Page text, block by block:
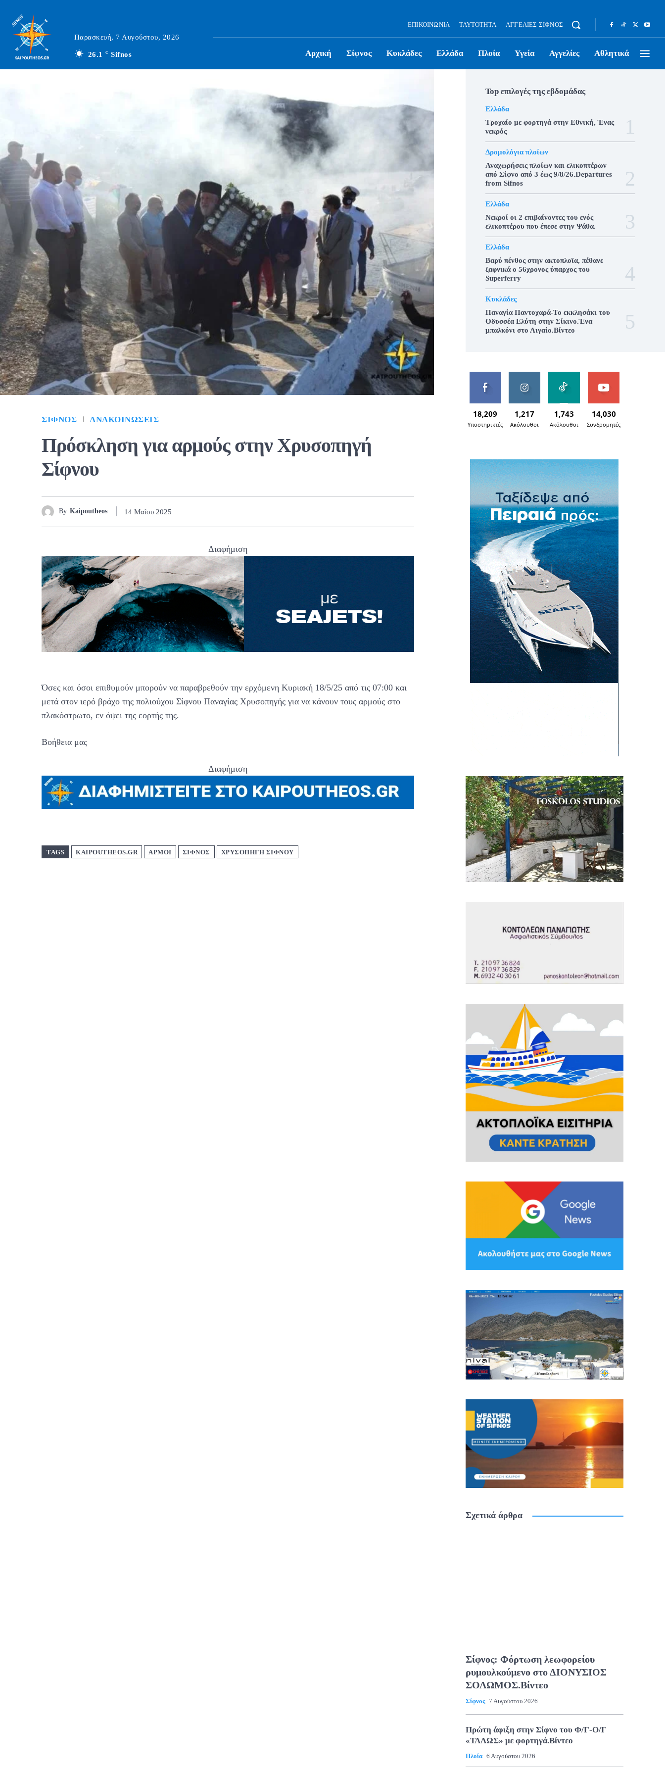
Παρασκευή, 7 Αυγούστου, 2026
26.1 C Sifnos
ΕΠΙΚΟΙΝΩΝΊΑ ΤΑΥΤΌΤΗΤΑ ΑΓΓΕΛΊΕΣ ΣΊΦΝΟΣ
Αρχική Σίφνος Κυκλάδες Ελλάδα Πλοία Υγεία Αγγελίες Αθλητικά
ΣΊΦΝΟΣ ΑΝΑΚΟΙΝΏΣΕΙΣ
Πρόσκληση για αρμούς στην Χρυσοπηγή
Σίφνου
By Kaipoutheos 14 Μαΐου 2025
Διαφήμιση
Όσες και όσοι επιθυμούν μπορούν να παραβρεθούν την ερχόμενη Κυριακή 18/5/25 από τις 07:00 και
μετά στον ιερό βράχο της πολιούχου Σίφνου Παναγίας Χρυσοπηγής για να κάνουν τους αρμούς στο
πλακόστρωτο, εν όψει της εορτής της.
Βοήθεια μας
Διαφήμιση
TAGS KAIPOUTHEOS.GR ΑΡΜΟΙ ΣΙΦΝΟΣ ΧΡΥΣΟΠΗΓΗ ΣΙΦΝΟΥ
Top επιλογές της εβδομάδας
Ελλάδα
Τροχαίο με φορτηγά στην Εθνική, Ένας
νεκρός
Δρομολόγια πλοίων
Αναχωρήσεις πλοίων και ελικοπτέρων
από Σίφνο από 3 έως 9/8/26.Departures
from Sifnos
Ελλάδα
Νεκροί οι 2 επιβαίνοντες του ενός
ελικοπτέρου που έπεσε στην Ψάθα.
Ελλάδα
Βαρύ πένθος στην ακτοπλοϊα, πέθανε
ξαφνικά ο 56χρονος ύπαρχος του
Superferry
Κυκλάδες
Παναγία Παντοχαρά-Το εκκλησάκι του
Οδυσσέα Ελύτη στην Σίκινο.Ένα
μπαλκόνι στο Αιγαίο.Βίντεο
18,209
Υποστηρικτές
1,217
Ακόλουθοι
1,743
Ακόλουθοι
14,030
Συνδρομητές
Σχετικά άρθρα
Σίφνος: Φόρτωση λεωφορείου
ρυμουλκούμενο στο ΔΙΟΝΥΣΙΟΣ
ΣΟΛΩΜΟΣ.Βίντεο
Σίφνος 7 Αυγούστου 2026
Πρώτη άφιξη στην Σίφνο του Φ/Γ-Ο/Γ
«ΤΑΛΩΣ» με φορτηγά.Βίντεο
Πλοία 6 Αυγούστου 2026